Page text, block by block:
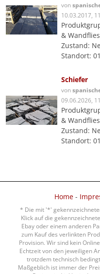
von
10.03.2017,
&
Zustand:
Standort:
Schiefer
von
09.06.2026,
&
Zustand:
Standort:
Home-
* Die mit '*'
Klick auf die
Ebay oder einem anderen
zum Kauf des verlinkten
Provision. Wir sind kein
Echtzeit von den jeweiligen
trotzdem technisch
Maßgeblich ist immer der